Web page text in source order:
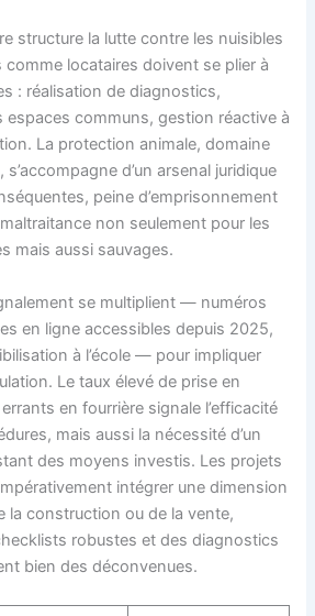
structure la lutte contre les nuisibles
comme locataires doivent se plier à
: réalisation de diagnostics,
espaces communs, gestion réactive à
La protection animale, domaine
d’un arsenal juridique
peine d’emprisonnement
non seulement pour les
mais aussi sauvages.
se multiplient — numéros
en ligne accessibles depuis 2025,
à l’école — pour impliquer
Le taux élevé de prise en
en fourrière signale l’efficacité
mais aussi la nécessité d’un
des moyens investis. Les projets
intégrer une dimension
la construction ou de la vente,
robustes et des diagnostics
bien des déconvenues.